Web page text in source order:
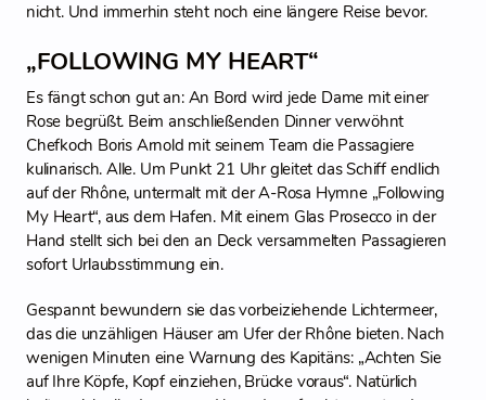
nicht. Und immerhin steht noch eine längere Reise bevor.
„FOLLOWING MY HEART“
Es fängt schon gut an: An Bord wird jede Dame mit einer
Rose begrüßt. Beim anschließenden Dinner verwöhnt
Chefkoch Boris Arnold mit seinem Team die Passagiere
kulinarisch. Alle. Um Punkt 21 Uhr gleitet das Schiff endlich
auf der Rhône, untermalt mit der A-Rosa Hymne „Following
My Heart“, aus dem Hafen. Mit einem Glas Prosecco in der
Hand stellt sich bei den an Deck versammelten Passagieren
sofort Urlaubsstimmung ein.
Gespannt bewundern sie das vorbeiziehende Lichtermeer,
das die unzähligen Häuser am Ufer der Rhône bieten. Nach
wenigen Minuten eine Warnung des Kapitäns: „Achten Sie
auf Ihre Köpfe, Kopf einziehen, Brücke voraus“. Natürlich